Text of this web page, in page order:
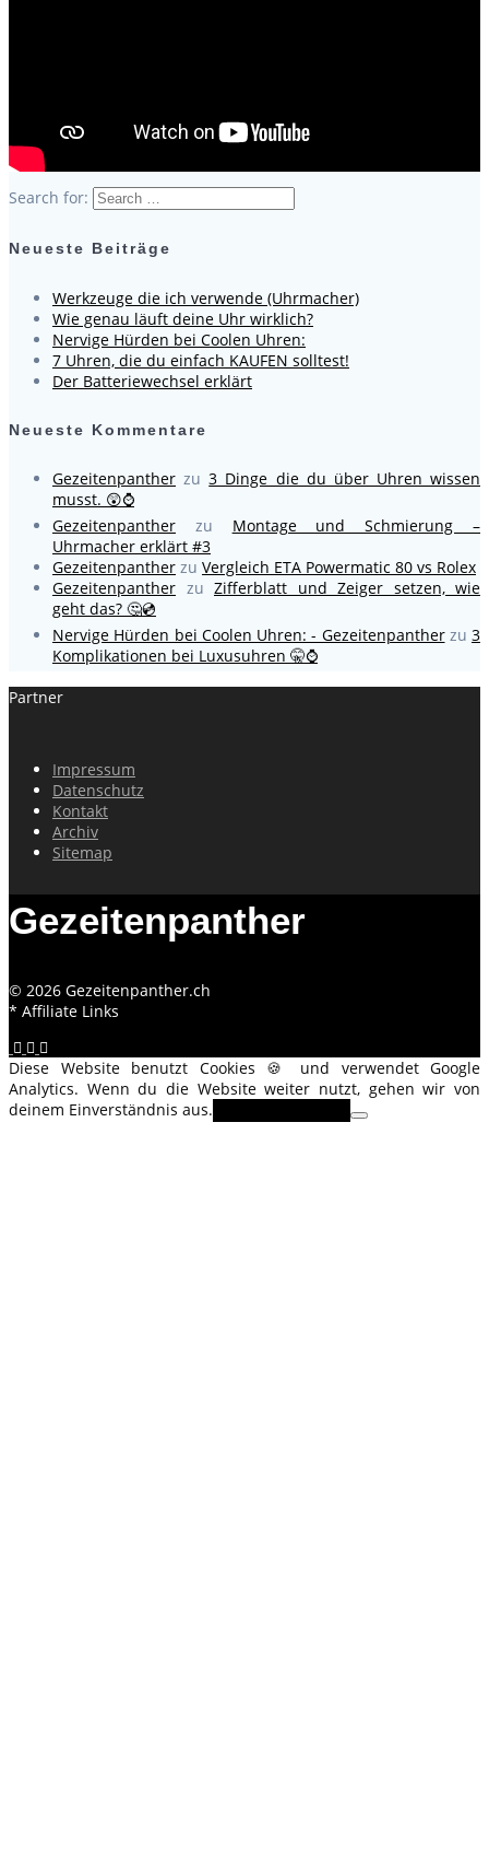
Search for:
Neueste Beiträge
Werkzeuge die ich verwende (Uhrmacher)
Wie genau läuft deine Uhr wirklich?
Nervige Hürden bei Coolen Uhren:
7 Uhren, die du einfach KAUFEN solltest!
Der Batteriewechsel erklärt
Neueste Kommentare
Gezeitenpanther zu3 Dinge die du über Uhren wissen
musst. 😲⌚
Gezeitenpanther zu Montage und Schmierung –
Uhrmacher erklärt #3
Gezeitenpanther zu Vergleich ETA Powermatic 80 vs Rolex
Gezeitenpanther zu Zifferblatt und Zeiger setzen, wie
geht das? 🤔💿
Nervige Hürden bei Coolen Uhren: - Gezeitenpantherzu 3
Komplikationen bei Luxusuhren 🤫⌚
Partner
Impressum
Datenschutz
Kontakt
Archiv
Sitemap
Gezeitenpanther
© 2026 Gezeitenpanther.ch
* Affiliate Links
Diese Website benutzt Cookies 🍪 und verwendet Google
Analytics. Wenn du die Website weiter nutzt, gehen wir von
deinem Einverständnis aus.